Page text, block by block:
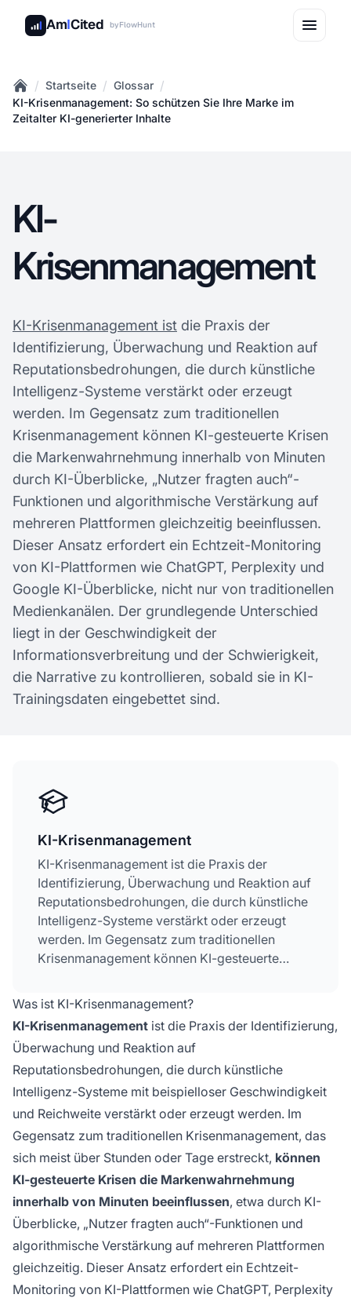
AmICited byFlowHunt
Home
/ Startseite / Glossar /
KI-Krisenmanagement: So schützen Sie Ihre Marke im
Zeitalter KI-generierter Inhalte
KI-
Krisenmanagement
KI-Krisenmanagement ist die Praxis der
Identifizierung, Überwachung und Reaktion auf
Reputationsbedrohungen, die durch künstliche
Intelligenz-Systeme verstärkt oder erzeugt
werden. Im Gegensatz zum traditionellen
Krisenmanagement können KI-gesteuerte Krisen
die Markenwahrnehmung innerhalb von Minuten
durch KI-Überblicke, „Nutzer fragten auch“-
Funktionen und algorithmische Verstärkung auf
mehreren Plattformen gleichzeitig beeinflussen.
Dieser Ansatz erfordert ein Echtzeit-Monitoring
von KI-Plattformen wie ChatGPT, Perplexity und
Google KI-Überblicke, nicht nur von traditionellen
Medienkanälen. Der grundlegende Unterschied
liegt in der Geschwindigkeit der
Informationsverbreitung und der Schwierigkeit,
die Narrative zu kontrollieren, sobald sie in KI-
Trainingsdaten eingebettet sind.
KI-Krisenmanagement
KI-Krisenmanagement ist die Praxis der
Identifizierung, Überwachung und Reaktion auf
Reputationsbedrohungen, die durch künstliche
Intelligenz-Systeme verstärkt oder erzeugt
werden. Im Gegensatz zum traditionellen
Krisenmanagement können KI-gesteuerte
Minuten durch KI-Überblicke, „Nutzer fragten
auch“-Funktionen und algorithmische
Verstärkung auf mehreren Plattformen
gleichzeitig beeinflussen. Dieser Ansatz
erfordert ein Echtzeit-Monitoring von KI-
Plattformen wie ChatGPT, Perplexity und
Google KI-Überblicke, nicht nur von
traditionellen Medienkanälen. Der
grundlegende Unterschied liegt in der
Geschwindigkeit der Informationsverbreitung
und der Schwierigkeit, die Narrative zu
kontrollieren, sobald sie in KI-Trainingsdaten
eingebettet sind.
Was ist KI-Krisenmanagement?
KI-Krisenmanagement ist die Praxis der Identifizierung,
Überwachung und Reaktion auf
Reputationsbedrohungen, die durch künstliche
Intelligenz-Systeme mit beispielloser Geschwindigkeit
und Reichweite verstärkt oder erzeugt werden. Im
Gegensatz zum traditionellen Krisenmanagement, das
sich meist über Stunden oder Tage erstreckt, können
KI-gesteuerte Krisen die Markenwahrnehmung
innerhalb von Minuten beeinflussen, etwa durch KI-
Überblicke, „Nutzer fragten auch“-Funktionen und
algorithmische Verstärkung auf mehreren Plattformen
gleichzeitig. Dieser Ansatz erfordert ein Echtzeit-
Monitoring von KI-Plattformen wie ChatGPT, Perplexity